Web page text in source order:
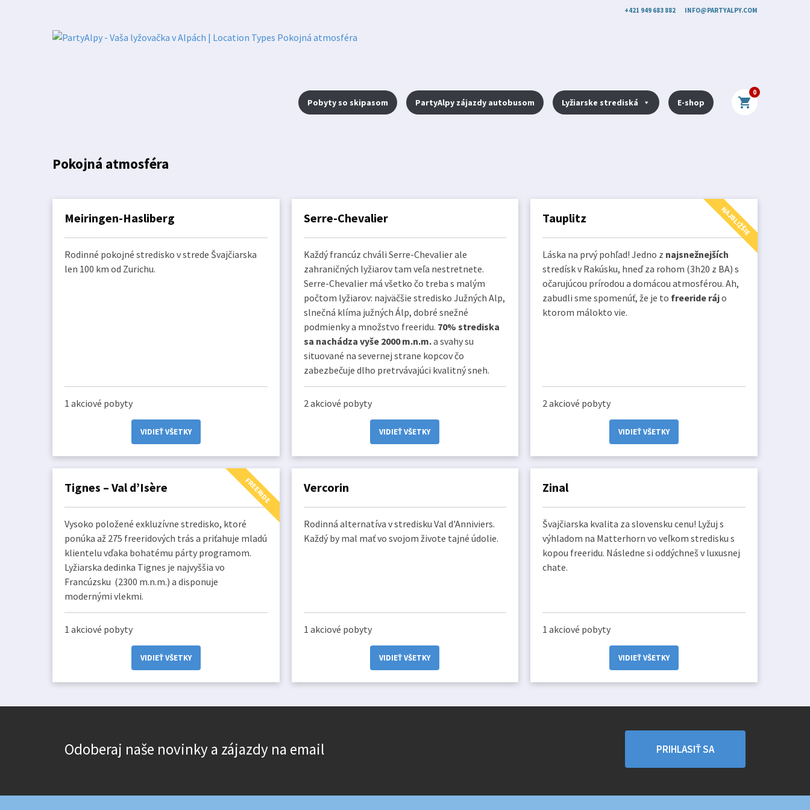
+421 949 683 882 INFO@PARTYALPY.COM
Pobyty so skipasom PartyAlpy zájazdy autobusom Lyžiarske strediská E-shop shopping_cart
0
Pokojná atmosféra
Meiringen-Hasliberg
Rodinné pokojné stredisko v strede Švajčiarska
len 100 km od Zurichu.
1 akciové pobyty
VIDIEŤ VŠETKY
Serre-Chevalier
Každý francúz chváli Serre-Chevalier ale
zahraničných lyžiarov tam veľa nestretnete.
Serre-Chevalier má všetko čo treba s malým
počtom lyžiarov: najväčšie stredisko Južných Alp,
slnečná klíma južných Álp, dobré snežné
podmienky a množstvo freeridu. 70% strediska
sa nachádza vyše 2000 m.n.m.a svahy su
situované na severnej strane kopcov čo
zabezbečuje dlho pretrvávajúci kvalitný sneh.
2 akciové pobyty
VIDIEŤ VŠETKY
NAJBLIŽŠIE
Tauplitz
Láska na prvý pohľad! Jedno z najsnežnejších
stredísk v Rakúsku, hneď za rohom (3h20 z BA) s
očarujúcou prírodou a domácou atmosférou. Ah,
zabudli sme spomenúť, že je to freeride rájo
ktorom málokto vie.
2 akciové pobyty
VIDIEŤ VŠETKY
FREERIDE
Tignes – Val d’Isère
Vysoko položené exkluzívne stredisko, ktoré
ponúka až 275 freeridových trás a priťahuje mladú
klientelu vďaka bohatému párty programom.
Lyžiarska dedinka Tignes je najvyššia vo
Francúzsku (2300 m.n.m.) a disponuje
modernými vlekmi.
1 akciové pobyty
VIDIEŤ VŠETKY
Vercorin
Rodinná alternatíva v stredisku Val d'Anniviers.
Každý by mal mať vo svojom živote tajné údolie.
1 akciové pobyty
VIDIEŤ VŠETKY
Zinal
Švajčiarska kvalita za slovensku cenu! Lyžuj s
výhladom na Matterhorn vo veľkom stredisku s
kopou freeridu. Následne si oddýchneš v luxusnej
chate.
1 akciové pobyty
VIDIEŤ VŠETKY
Odoberaj naše novinky a zájazdy na email PRIHLASIŤ SA